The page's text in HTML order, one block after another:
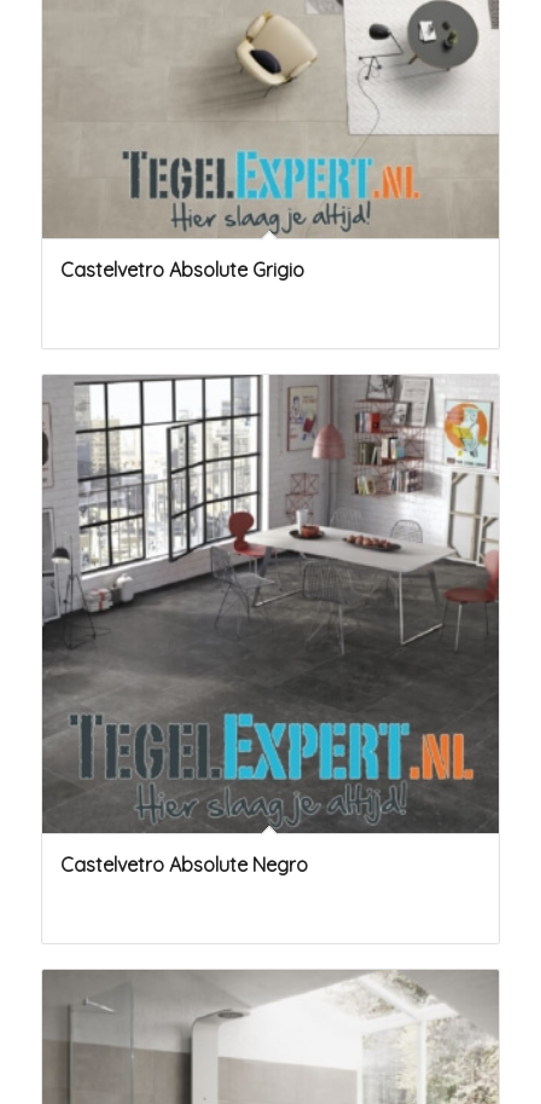
Castelvetro Absolute Grigio
Castelvetro Absolute Negro